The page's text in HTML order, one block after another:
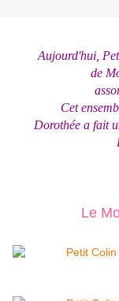
Aujourd'hui,
de
Cet
Dorothée a fait
Le